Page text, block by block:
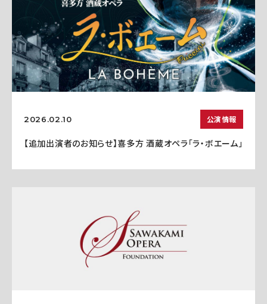
2026.02.10 公演情報
【追加出演者のお知らせ】喜多方 酒蔵オペラ「ラ・ボエーム」